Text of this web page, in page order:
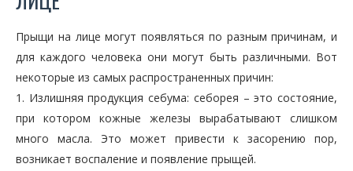
Прыщи на лице могут появляться по разным причинам, и
для каждого человека они могут быть различными. Вот
некоторые из самых распространенных причин:
1. Излишняя продукция себума: себорея – это состояние,
при котором кожные железы вырабатывают слишком
много масла. Это может привести к засорению пор,
возникает воспаление и появление прыщей.